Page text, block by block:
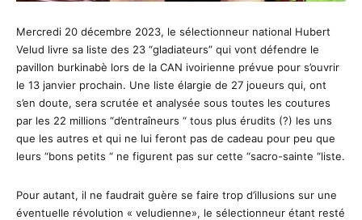
Mercredi 20 décembre 2023, le sélectionneur national Hubert
Velud livre sa liste des 23 “gladiateurs” qui vont défendre le
pavillon burkinabè lors de la CAN ivoirienne prévue pour s’ouvrir
le 13 janvier prochain. Une liste élargie de 27 joueurs qui, ont
s’en doute, sera scrutée et analysée sous toutes les coutures
par les 22 millions “d’entraîneurs “ tous plus érudits (?) les uns
que les autres et qui ne lui feront pas de cadeau pour peu que
leurs “bons petits “ ne figurent pas sur cette “sacro-sainte “liste.
Pour autant, il ne faudrait guère se faire trop d’illusions sur une
éventuelle révolution « veludienne», le sélectionneur étant resté